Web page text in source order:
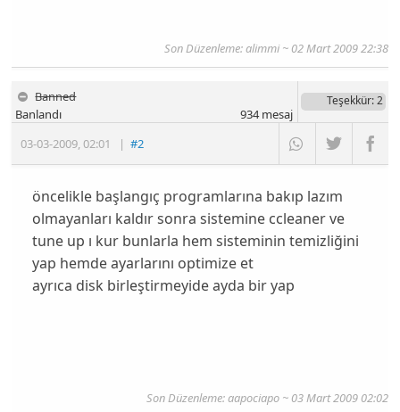
Son Düzenleme:alimmi~ 02 Mart 2009 22:38
Banned
03-03-2009,02:01 |#2
Banlandı
Teşekkür: 2
934mesaj
öncelikle başlangıç programlarına bakıp lazım
olmayanları kaldır sonra sistemine ccleaner ve
tune up ı kur bunlarla hem sisteminin temizliğini
yap hemde ayarlarını optimize et
ayrıca disk birleştirmeyide ayda bir yap
Son Düzenleme: aapociapo ~ 03 Mart 2009 02:02